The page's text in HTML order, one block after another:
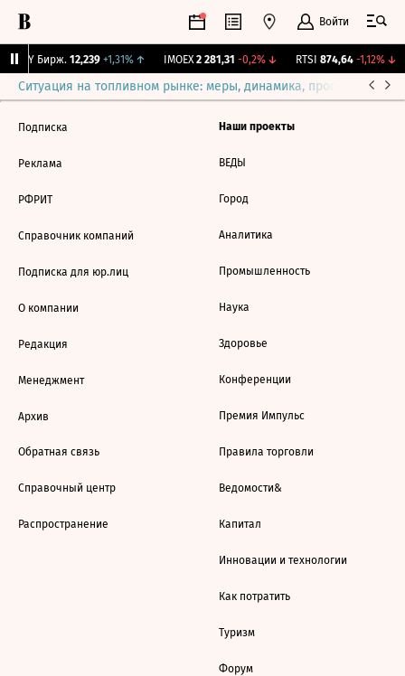
Войти
CNY Бирж. 12,239 +1,31%↑ IMOEX 2 281,31 -0,2%↓ RTSI 874,64 -1,12%↓
Ситуация на топливном рынке: меры, динамика, прогнозы
Подписка
Реклама
РФРИТ
Справочник компаний
Подписка для юр.лиц
О компании
Редакция
Менеджмент
Архив
Обратная связь
Справочный центр
Распространение
Наши проекты
ВЕДЫ
Город
Аналитика
Промышленность
Наука
Здоровье
Конференции
Премия Импульс
Правила торговли
Ведомости&
Капитал
Инновации и технологии
Как потратить
Туризм
Форум